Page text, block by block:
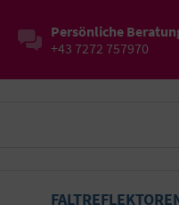
Persönliche
+43 7272 757970